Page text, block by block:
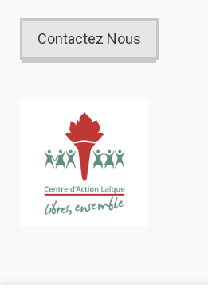
Contactez Nous